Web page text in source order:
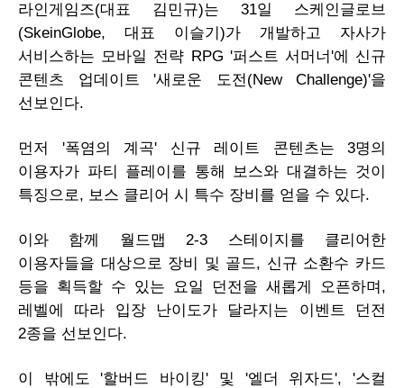
라인게임즈(대표 김민규)는 31일 스케인글로브
(SkeinGlobe, 대표 이슬기)가 개발하고 자사가
서비스하는 모바일 전략 RPG '퍼스트 서머너'에 신규
콘텐츠 업데이트 '새로운 도전(New Challenge)'을
선보인다.
먼저 '폭염의 계곡' 신규 레이트 콘텐츠는 3명의
이용자가 파티 플레이를 통해 보스와 대결하는 것이
특징으로, 보스 클리어 시 특수 장비를 얻을 수 있다.
이와 함께 월드맵 2-3 스테이지를 클리어한
이용자들을 대상으로 장비 및 골드, 신규 소환수 카드
등을 획득할 수 있는 요일 던전을 새롭게 오픈하며,
레벨에 따라 입장 난이도가 달라지는 이벤트 던전
2종을 선보인다.
이 밖에도 '할버드 바이킹' 및 '엘더 위자드', '스컬